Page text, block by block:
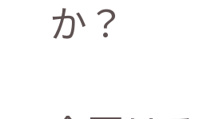
か？